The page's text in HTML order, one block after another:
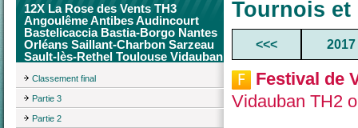
12X La Rose des Vents TH3
Angoulême Antibes Audincourt
Bastelicaccia Bastia-Borgo Nantes
Orléans Saillant-Charbon Sarzeau
Sault-lès-Rethel Toulouse Vidauban
Classement final
Partie 3
Partie 2
Tournois
<<< 2017
Festival de
Vidauban TH2